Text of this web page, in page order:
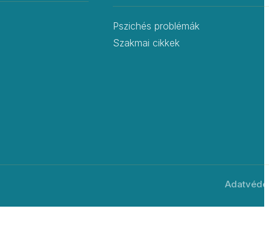
Pszichés problémák
Szakmai cikkek